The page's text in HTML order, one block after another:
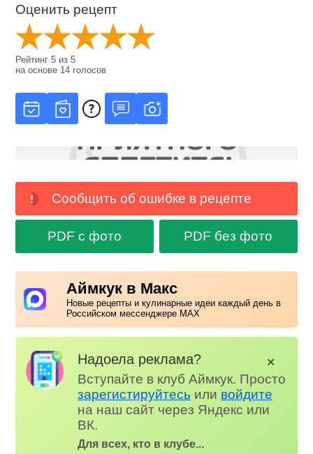
Оценить рецепт
Рейтинг5 из5
на основе 14 голосов
Сообщить об ошибке в рецепте
PDF с фото PDF без фото
Аймкук в Макс
Новые рецепты и кулинарные идеи каждый день в
Российском мессенджере MAX
Надоела реклама?
Вступайте в клуб Аймкук. Просто
зарегистируйтесь или войдите
на наш сайт через Яндекс или
ВК.
Для всех, кто в клубе...
✕